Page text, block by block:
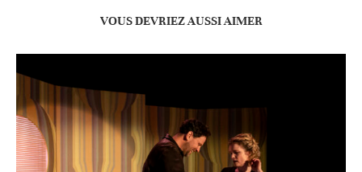
VOUS DEVRIEZ AUSSI AIMER